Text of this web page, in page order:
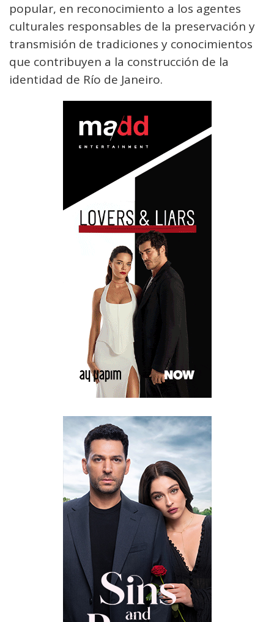
popular, en reconocimiento a los agentes
culturales responsables de la preservación y
transmisión de tradiciones y conocimientos
que contribuyen a la construcción de la
identidad de Río de Janeiro.